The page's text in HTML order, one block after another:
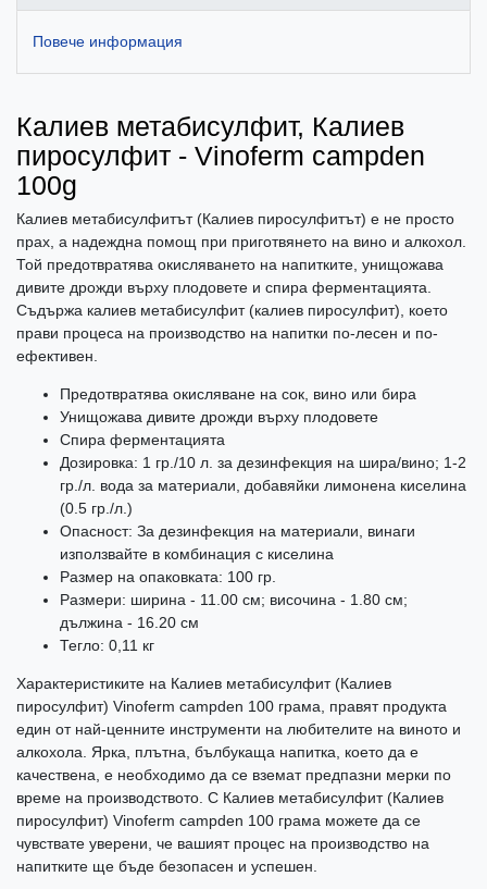
Повече информация
Калиев метабисулфит, Калиев
пиросулфит - Vinoferm campden
100g
Калиев метабисулфитът (Калиев пиросулфитът) е не просто
прах, а надеждна помощ при приготвянето на вино и алкохол.
Той предотвратява окисляването на напитките, унищожава
дивите дрожди върху плодовете и спира ферментацията.
Съдържа калиев метабисулфит (калиев пиросулфит), което
прави процеса на производство на напитки по-лесен и по-
ефективен.
Предотвратява окисляване на сок, вино или бира
Унищожава дивите дрожди върху плодовете
Спира ферментацията
Дозировка: 1 гр./10 л. за дезинфекция на шира/вино; 1-2
гр./л. вода за материали, добавяйки лимонена киселина
(0.5 гр./л.)
Опасност: За дезинфекция на материали, винаги
използвайте в комбинация с киселина
Размер на опаковката: 100 гр.
Размери: ширина - 11.00 см; височина - 1.80 см;
дължина - 16.20 см
Тегло: 0,11 кг
Характеристиките на Калиев метабисулфит (Калиев
пиросулфит) Vinoferm campden 100 грама, правят продукта
един от най-ценните инструменти на любителите на виното и
алкохола. Ярка, плътна, бълбукаща напитка, което да е
качествена, е необходимо да се вземат предпазни мерки по
време на производството. С Калиев метабисулфит (Калиев
пиросулфит) Vinoferm campden 100 грама можете да се
чувствате уверени, че вашият процес на производство на
напитките ще бъде безопасен и успешен.